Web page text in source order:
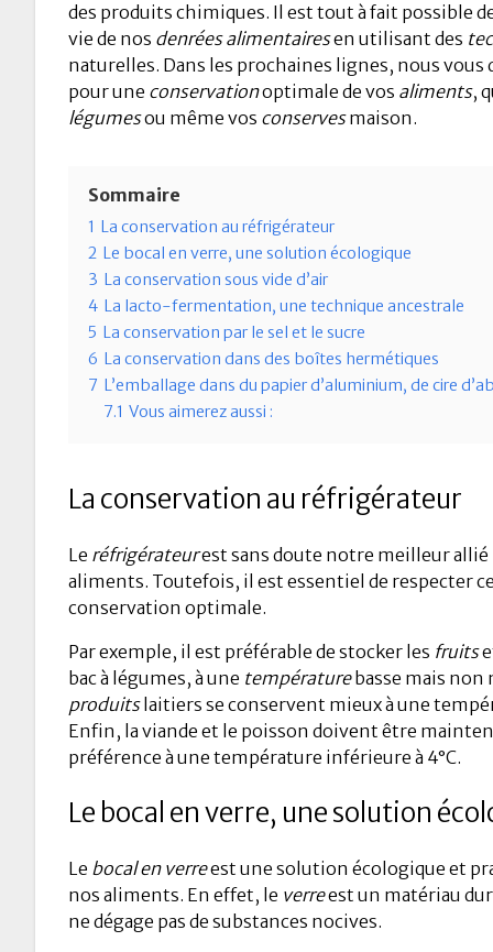
des produits chimiques. Il est tout à fait possible
vie de nos denrées alimentairesen utilisant des
naturelles. Dans les prochaines lignes, nous vous
pour une conservationoptimale de vos aliments,
légumesou même vos conservesmaison.
Sommaire
1 La conservation au réfrigérateur
2 Le bocal en verre, une solution écologique
3 La conservation sous vide d’air
4 La lacto-fermentation, une technique ancestrale
5 La conservation par le sel et le sucre
6 La conservation dans des boîtes hermétiques
7 L’emballage dans du papier d’aluminium, de cire
7.1 Vous aimerez aussi :
La conservation au réfrigérateur
Le réfrigérateurest sans doute notre meilleur
aliments. Toutefois, il est essentiel de respecter
conservation optimale.
Par exemple, il est préférable de stocker les fruits
bac à légumes, à une températurebasse mais non
produitslaitiers se conservent mieux à une
Enfin, la viande et le poisson doivent être
préférence à une température inférieure à 4°C.
Le bocal en verre, une solution
Le bocal en verreest une solution écologique et
nos aliments. En effet, le verreest un matériau
ne dégage pas de substances nocives.